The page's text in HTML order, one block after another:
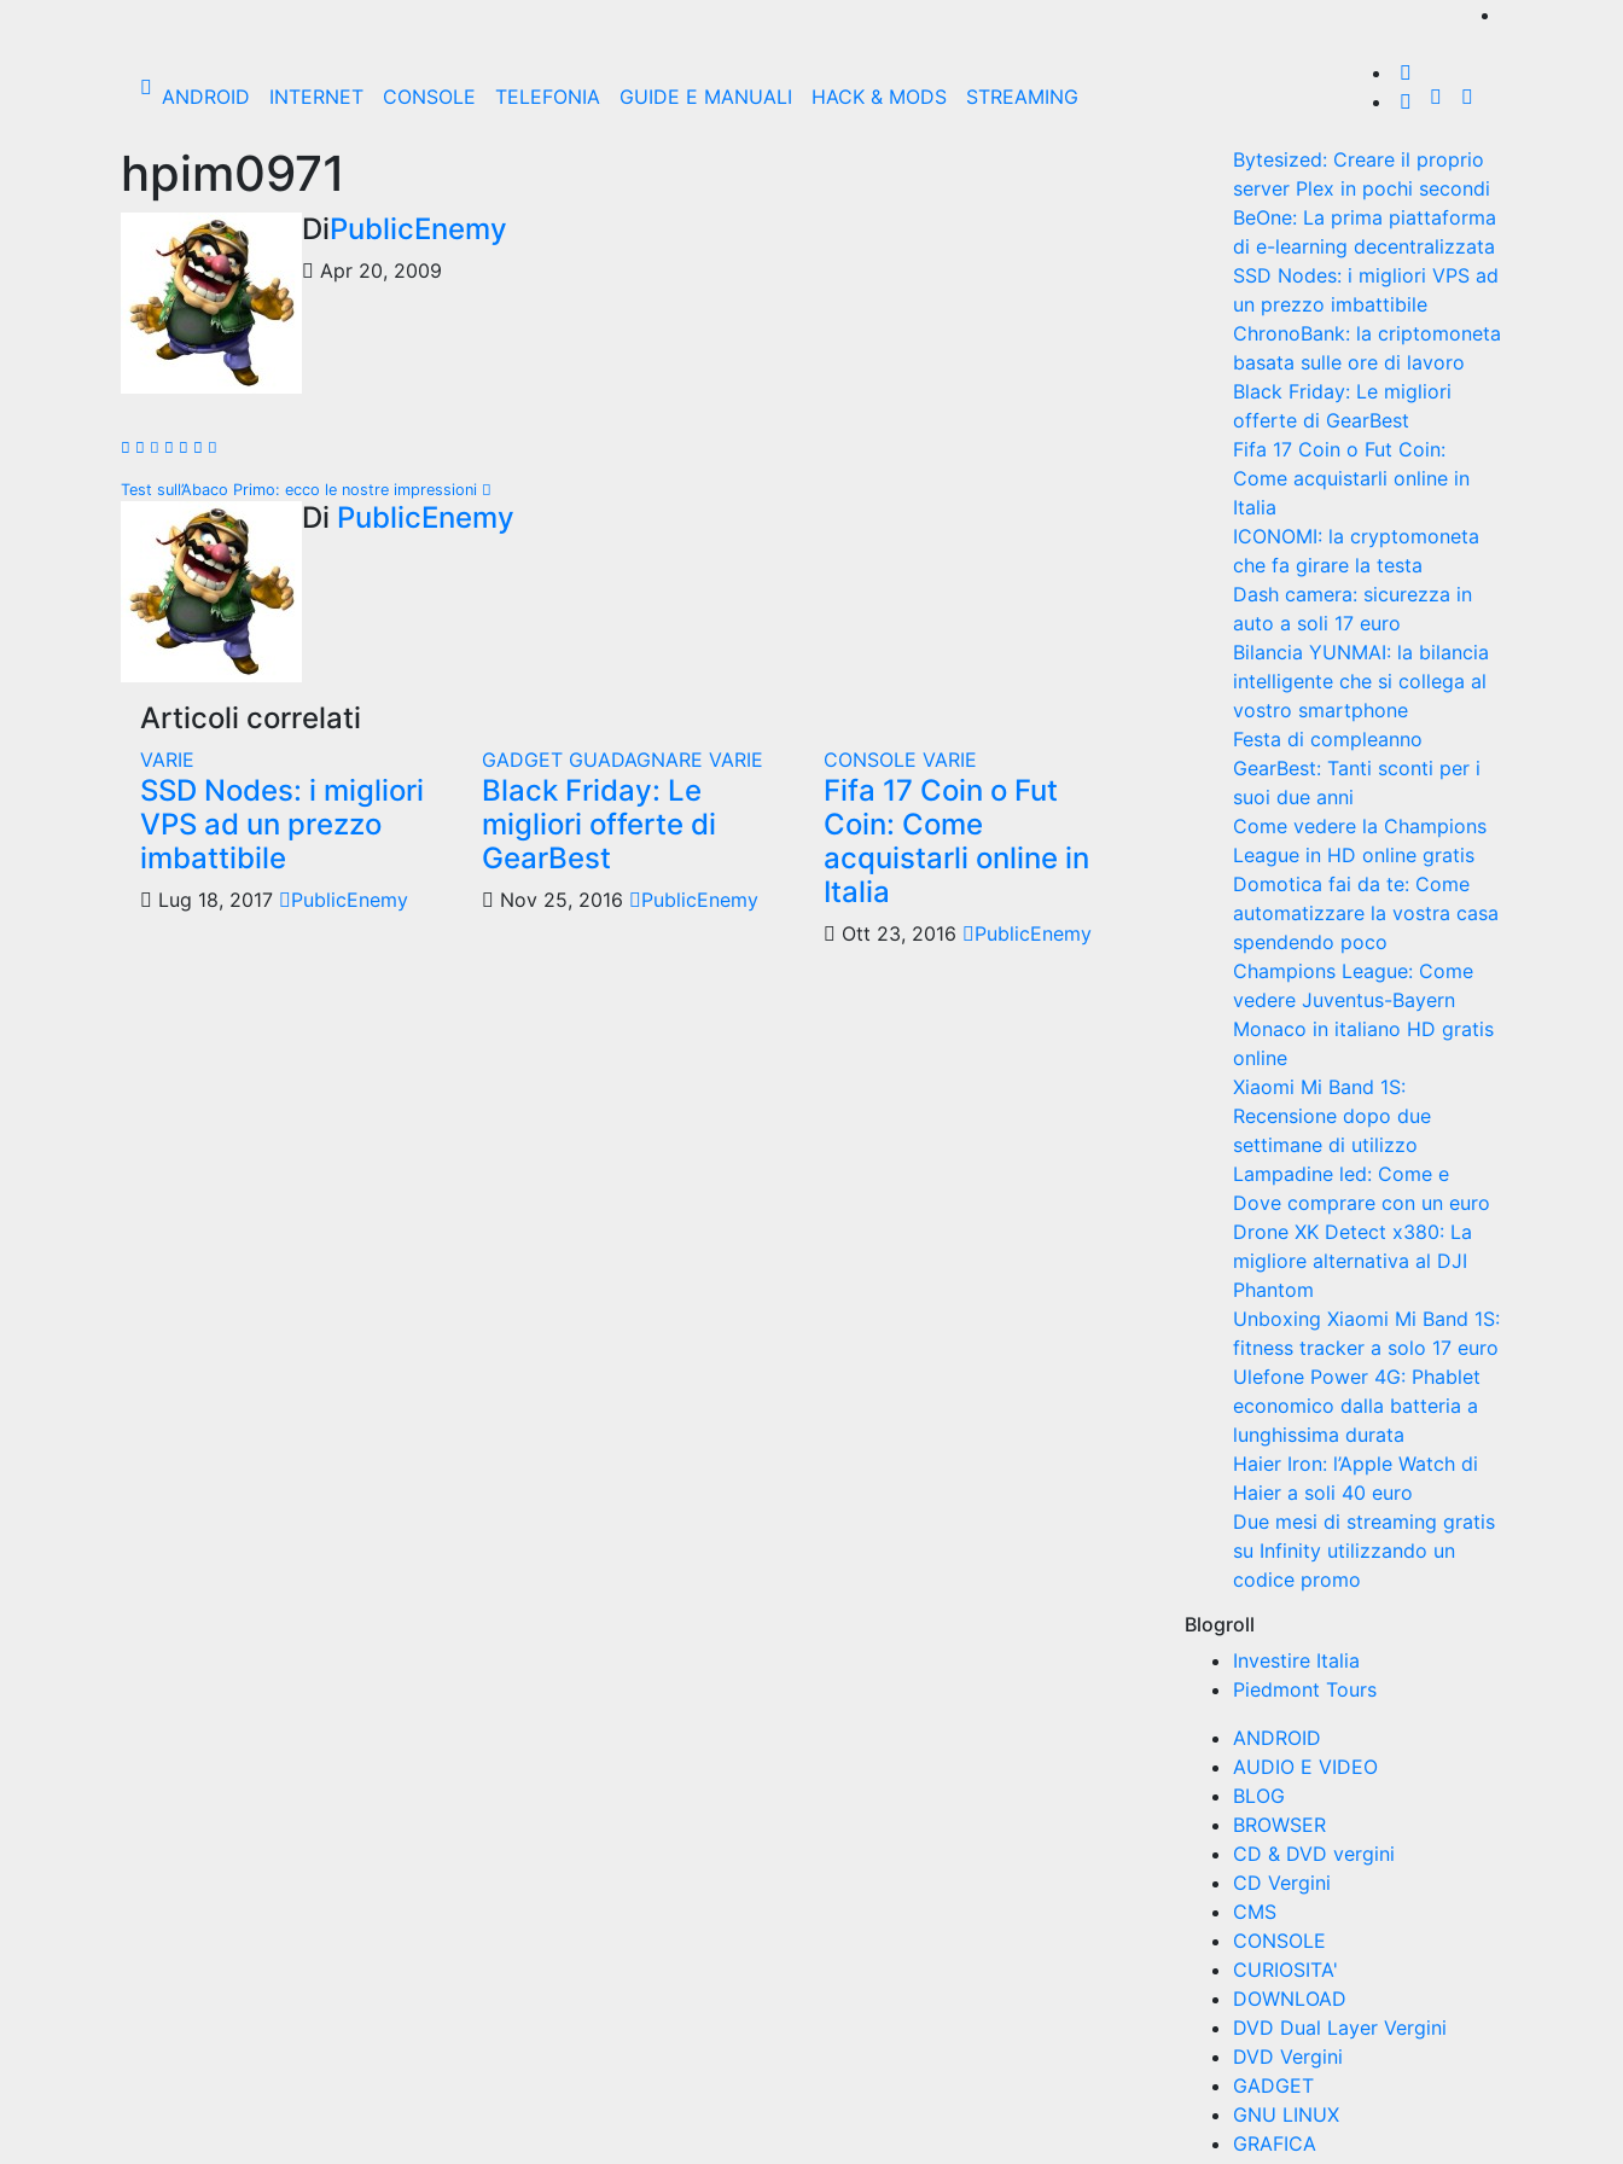
ANDROID
INTERNET CONSOLE TELEFONIA GUIDE E MANUALI HACK & MODS STREAMING
hpim0971
DiPublicEnemy
Apr 20, 2009
Navigazione
articoli
Test sull’Abaco Primo: ecco le nostre impressioni
Di PublicEnemy
Articoli correlati
VARIE
SSD Nodes: i migliori
VPS ad un prezzo
imbattibile
Lug 18, 2017 PublicEnemy
GADGET GUADAGNARE VARIE
Black Friday: Le
migliori offerte di
GearBest
Nov 25, 2016 PublicEnemy
CONSOLE VARIE
Fifa 17 Coin o Fut
Coin: Come
acquistarli online in
Italia
Ott 23, 2016 PublicEnemy
Bytesized: Creare il proprio
server Plex in pochi secondi
BeOne: La prima piattaforma
di e-learning decentralizzata
SSD Nodes: i migliori VPS ad
un prezzo imbattibile
ChronoBank: la criptomoneta
basata sulle ore di lavoro
Black Friday: Le migliori
offerte di GearBest
Fifa 17 Coin o Fut Coin:
Come acquistarli online in
Italia
ICONOMI: la cryptomoneta
che fa girare la testa
Dash camera: sicurezza in
auto a soli 17 euro
Bilancia YUNMAI: la bilancia
intelligente che si collega al
vostro smartphone
Festa di compleanno
GearBest: Tanti sconti per i
suoi due anni
Come vedere la Champions
League in HD online gratis
Domotica fai da te: Come
automatizzare la vostra casa
spendendo poco
Champions League: Come
vedere Juventus-Bayern
Monaco in italiano HD gratis
online
Xiaomi Mi Band 1S:
Recensione dopo due
settimane di utilizzo
Lampadine led: Come e
Dove comprare con un euro
Drone XK Detect x380: La
migliore alternativa al DJI
Phantom
Unboxing Xiaomi Mi Band 1S:
fitness tracker a solo 17 euro
Ulefone Power 4G: Phablet
economico dalla batteria a
lunghissima durata
Haier Iron: l’Apple Watch di
Haier a soli 40 euro
Due mesi di streaming gratis
su Infinity utilizzando un
codice promo
Blogroll
Investire Italia
Piedmont Tours
ANDROID
AUDIO E VIDEO
BLOG
BROWSER
CD & DVD vergini
CD Vergini
CMS
CONSOLE
CURIOSITA'
DOWNLOAD
DVD Dual Layer Vergini
DVD Vergini
GADGET
GNU LINUX
GRAFICA